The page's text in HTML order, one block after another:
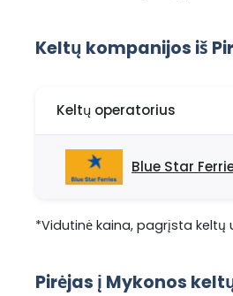
Keltų kompanijos iš
Keltų operatorius
Blue Star
*Vidutinė kaina, pagrįsta keltų
Pirėjas į Mykonos